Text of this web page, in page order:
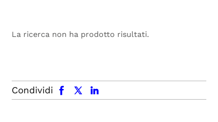
La ricerca non ha prodotto risultati.
Condividi
facebook x.com linkedin